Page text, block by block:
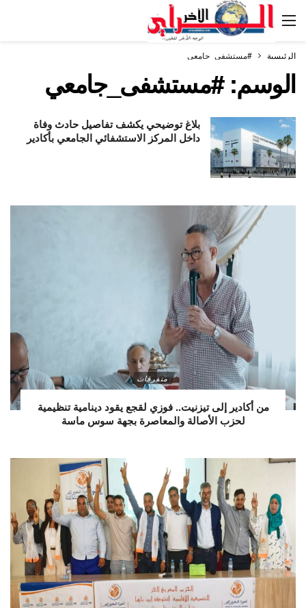
الرئيسية #مستشفى_جامعي
الوسم:#مستشفى_جامعي
بلاغ توضيحي يكشف تفاصيل حادث وفاة
داخل المركز الاستشفائي الجامعي بأكادير
متفرقات
من أكادير إلى تيزنيت.. فوزي لقجع يقود دينامية تنظيمية
لحزب الأصالة والمعاصرة بجهة سوس ماسة